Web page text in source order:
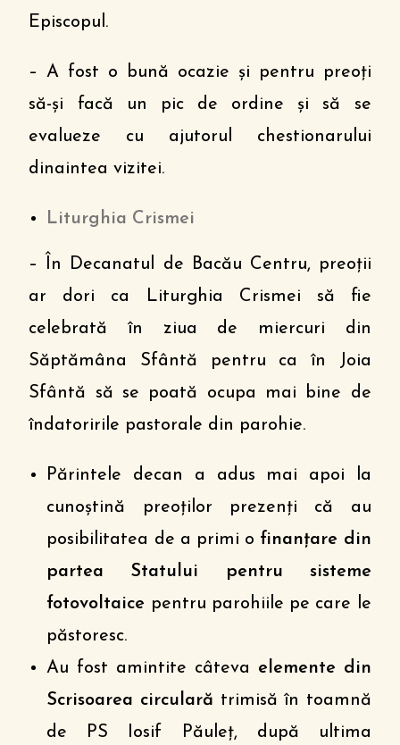
Episcopul.
– A fost o bună ocazie și pentru preoți
să-și facă un pic de ordine și să se
evalueze cu ajutorul chestionarului
dinaintea vizitei.
Liturghia Crismei
– În Decanatul de Bacău Centru, preoții
ar dori ca Liturghia Crismei să fie
celebrată în ziua de miercuri din
Săptămâna Sfântă pentru ca în Joia
Sfântă să se poată ocupa mai bine de
îndatoririle pastorale din parohie.
Părintele decan a adus mai apoi la
cunoștină preoților prezenți că au
posibilitatea de a primi o finanțare din
partea Statului pentru sisteme
fotovoltaice pentru parohiile pe care le
păstoresc.
Au fost amintite câteva elemente din
Scrisoarea circulară trimisă în toamnă
de PS Iosif Păuleț, după ultima